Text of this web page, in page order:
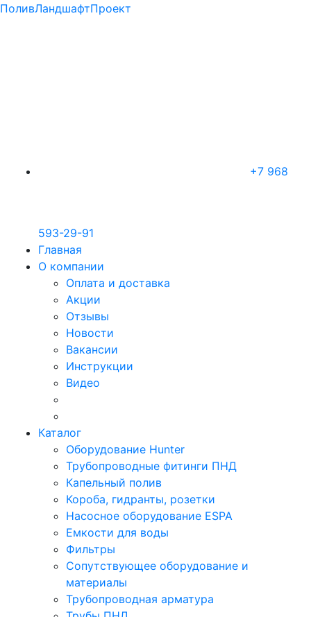
ПоливЛандшафтПроект
+7 968
593-29-91
Главная
О компании
Оплата и доставка
Акции
Отзывы
Новости
Вакансии
Инструкции
Видео
Каталог
Оборудование Hunter
Трубопроводные фитинги ПНД
Капельный полив
Короба, гидранты, розетки
Насосное оборудование ESPA
Емкости для воды
Фильтры
Сопутствующее оборудование и
материалы
Трубопроводная арматура